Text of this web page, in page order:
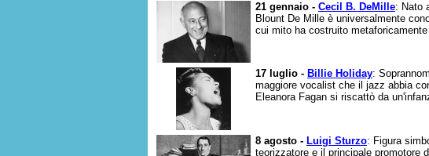
21 gennaio - Cecil B. DeMille: Nato
Blount De Mille è universalmente
cui mito ha costruito
17 luglio - Billie Holiday:
maggiore vocalist che il jazz abbia
Eleanora Fagan si riscattò da
8 agosto - Luigi Sturzo: Figura
teorizzatore e il principale promotore